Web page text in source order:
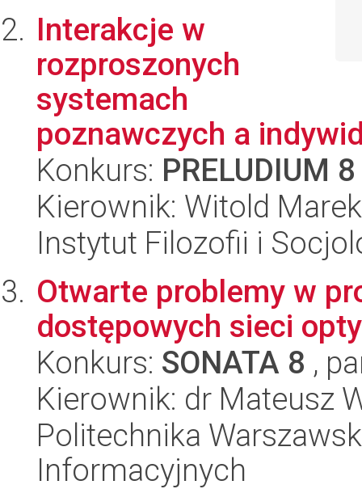
Interakcje w
rozproszonych
systemach
poznawczych a
Konkurs: PRELUDIUM 8
Kierownik: Witold
Instytut Filozofii i
Otwarte problemy w
dostępowych sieci
Konkurs: SONATA 8 ,
Kierownik: dr Mateusz
Politechnika
Informacyjnych